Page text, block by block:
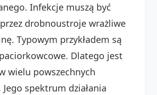
Infekcje muszą być
drobnoustroje wrażliwe
Typowym przykładem są
Dlatego jest
wielu powszechnych
spektrum działania